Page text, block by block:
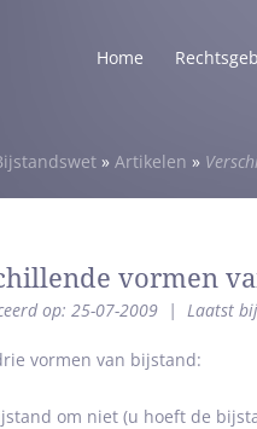
Home
» Artikelen »
vormen
op: 25-07-2009 | Laatst
vormen van bijstand:
om niet (u hoeft de